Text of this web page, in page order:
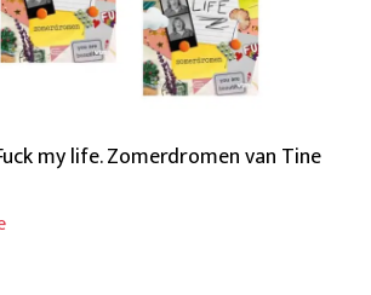
my life. Zomerdromen van Tine